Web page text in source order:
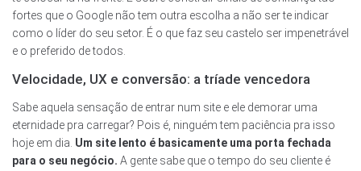
fortes que o Google não tem outra escolha a não ser te indicar
como o líder do seu setor. É o que faz seu castelo ser impenetrável
e o preferido de todos.
Velocidade, UX e conversão: a tríade vencedora
Sabe aquela sensação de entrar num site e ele demorar uma
eternidade pra carregar? Pois é, ninguém tem paciência pra isso
hoje em dia. Um site lento é basicamente uma porta fechada
para o seu negócio. A gente sabe que o tempo do seu cliente é